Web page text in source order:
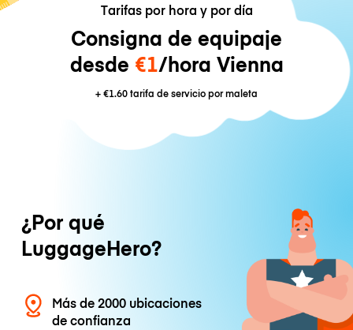
Tarifas por hora y por día
Consigna de equipaje
desde €1/hora Vienna
+€1.60tarifa de servicio por maleta
¿Por qué
LuggageHero?
Más de 2000 ubicaciones
de confianza